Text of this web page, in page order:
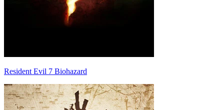
Resident Evil 7 Biohazard